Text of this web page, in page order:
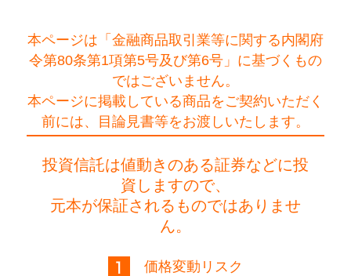
本ページは「金融商品取引業等に関する内閣府
令第80条第1項第5号及び第6号」に基づくもの
ではございません。
本ページに掲載している商品をご契約いただく
前には、目論見書等をお渡しいたします。
投資信託は値動きのある証券などに投
資しますので、
元本が保証されるものではありませ
ん。
価格変動リスク